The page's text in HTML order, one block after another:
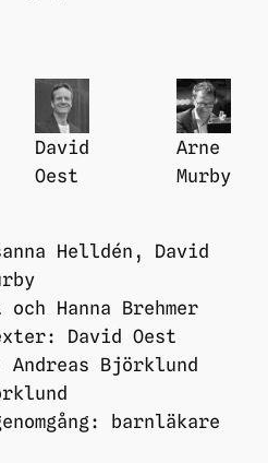
David
Oest
Arne
Murby
Helldén, David
Hanna Brehmer
David Oest
Björklund
barnläkare